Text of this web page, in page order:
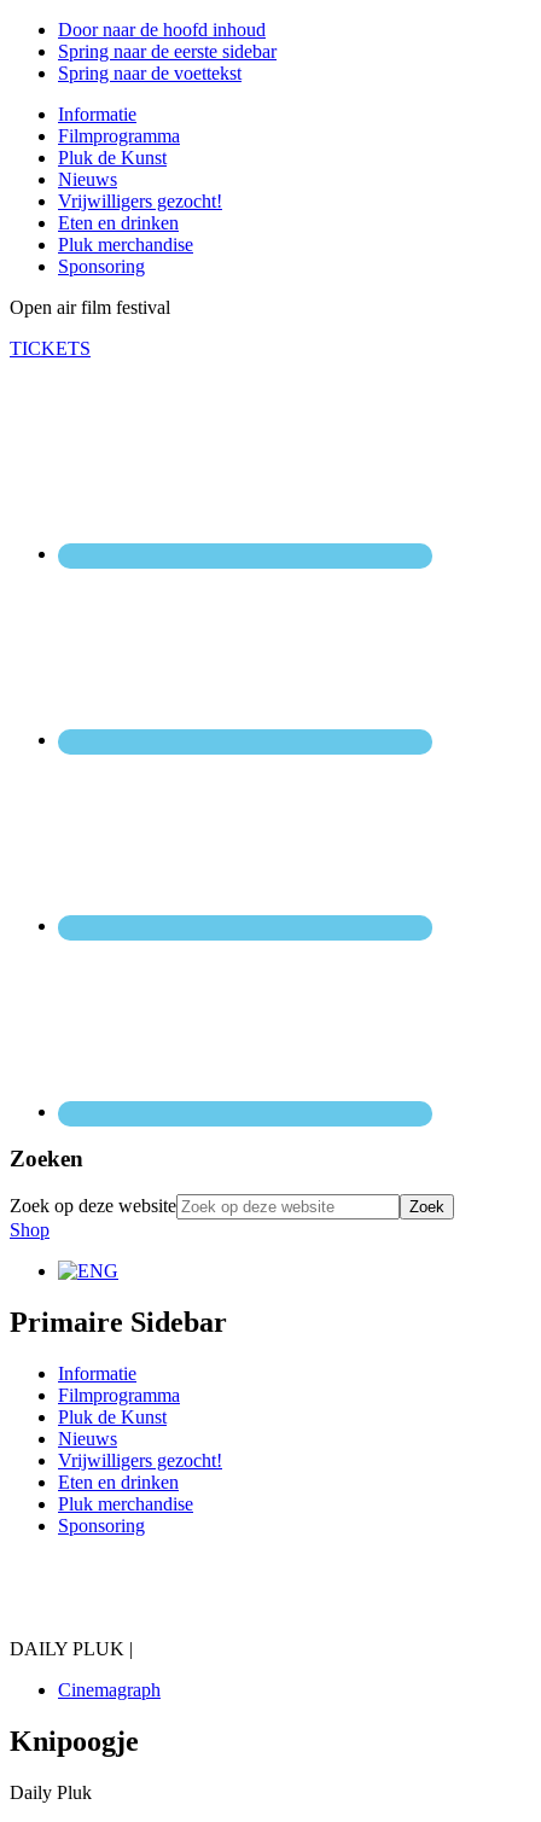
Door naar de hoofd inhoud
Spring naar de eerste sidebar
Spring naar de voettekst
Informatie
Filmprogramma
Pluk de Kunst
Nieuws
Vrijwilligers gezocht!
Eten en drinken
Pluk merchandise
Sponsoring
Open air film festival
TICKETS
Zoeken
Zoek op deze website
Shop
Primaire Sidebar
Informatie
Filmprogramma
Pluk de Kunst
Nieuws
Vrijwilligers gezocht!
Eten en drinken
Pluk merchandise
Sponsoring
DAILY PLUK |
Cinemagraph
Knipoogje
Daily Pluk